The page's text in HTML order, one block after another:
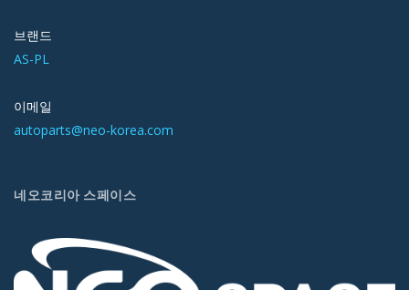
브랜드
AS-PL
이메일
autoparts@neo-korea.com
네오코리아 스페이스